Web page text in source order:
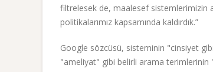
filtrelesek de, maalesef sistemlerimizin
politikalarımız kapsamında kaldırdık.”
Google sözcüsü, sisteminin "cinsiyet
"ameliyat" gibi belirli arama terimlerinin